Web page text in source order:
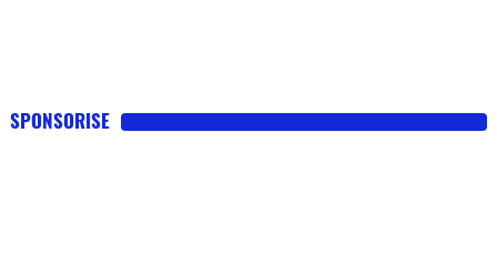
Services
SPONSORISE